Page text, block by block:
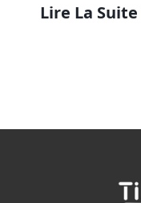
Lire La Suite